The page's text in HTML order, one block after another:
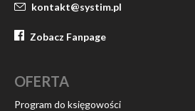
kontakt@systim.pl
Zobacz Fanpage
OFERTA
Program do księgowości